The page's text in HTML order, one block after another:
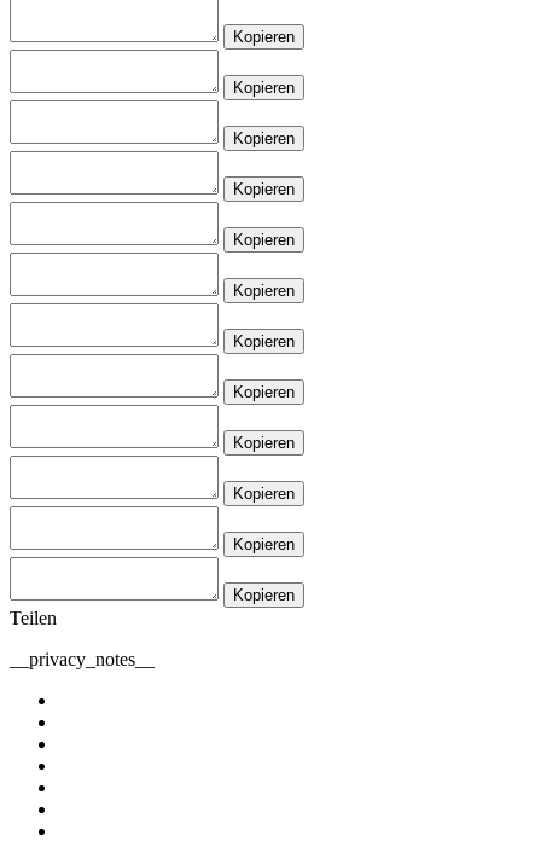
Kopieren
Kopieren
Kopieren
Kopieren
Kopieren
Kopieren
Kopieren
Kopieren
Kopieren
Kopieren
Kopieren
Kopieren
Teilen
__privacy_notes__